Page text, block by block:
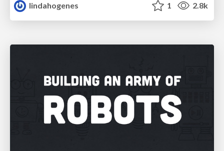
lindahogenes
1 2.8k